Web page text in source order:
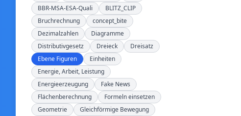
BBR-MSA-ESA-Quali
BLITZ_CLIP
Bruchrechnung
concept_bite
Dezimalzahlen
Diagramme
Distributivgesetz
Dreieck
Dreisatz
Ebene Figuren
Einheiten
Energie, Arbeit, Leistung
Energieerzeugung
Fake News
Flächenberechnung
Formeln einsetzen
Geometrie
Gleichförmige Bewegung